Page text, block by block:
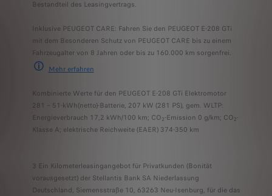
Bestandteil des Leasingvertrags.
Inklusive PEUGEOT CARE: Fahren Sie den PEUGEOT E-208 GTi
mit dem Besonderen Schutz von PEUGEOT CARE bis zu einem
Fahrzeugalter von 8 Jahren oder bis zu 160.000 km sorgenfrei.
Mehr erfahren
Kombinierte Werte für den PEUGEOT E-208 GTi Elektromotor
281 – 51-kWh(netto)-Batterie, 207 kW (281 PS), gem. WLTP:
Energieverbrauch 17,2 kWh/100 km; CO2-Emission 0 g/km; CO2-
Klasse A; elektrische Reichweite (EAER) 374-350 km
3 Ein Kilometerleasingangebot für Privatkunden (Bonität
vorausgesetzt) der Stellantis Bank SA Niederlassung
Deutschland, Siemensstraße 10, 63263 Neu-Isenburg, für die das